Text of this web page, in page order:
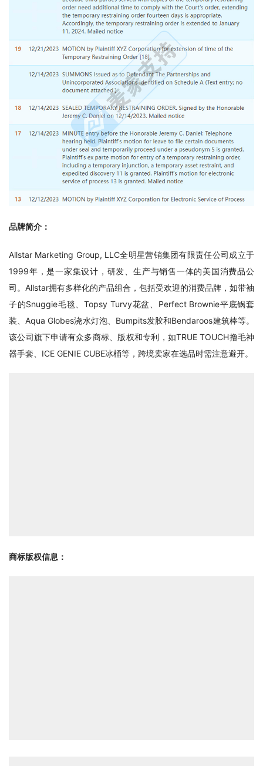
品牌简介：
Allstar Marketing Group, LLC全明星营销集团有限责任公司成立于
1999年，是一家集设计，研发、生产与销售一体的美国消费品公
司。Allstar拥有多样化的产品组合，包括受欢迎的消费品牌，如带袖
子的Snuggie毛毯、Topsy Turvy花盆、Perfect Brownie平底锅套
装、Aqua Globes浇水灯泡、Bumpits发胶和Bendaroos建筑棒等。
该公司旗下申请有众多商标、版权和专利，如TRUE TOUCH撸毛神
器手套、ICE GENIE CUBE冰桶等，跨境卖家在选品时需注意避开。
商标版权信息 ：